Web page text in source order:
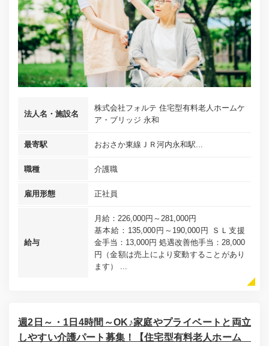
法人名・施設名
株式会社フォルテ 住宅型有料老人ホームケ
ア・ブリッジ 永和
最寄駅 おおさか東線ＪＲ河内永和駅...
職種 介護職
雇用形態 正社員
給与
月給：226,000円～281,000円
基本給：135,000円～190,000円 ＳＬ支援
金手当：13,000円 処遇改善他手当：28,000
円（金額は売上により変動することがあり
ます） ...
週2日～・1日4時間～OK♪家庭やプライベートと両立
しやすい介護パート募集！【住宅型有料老人ホーム